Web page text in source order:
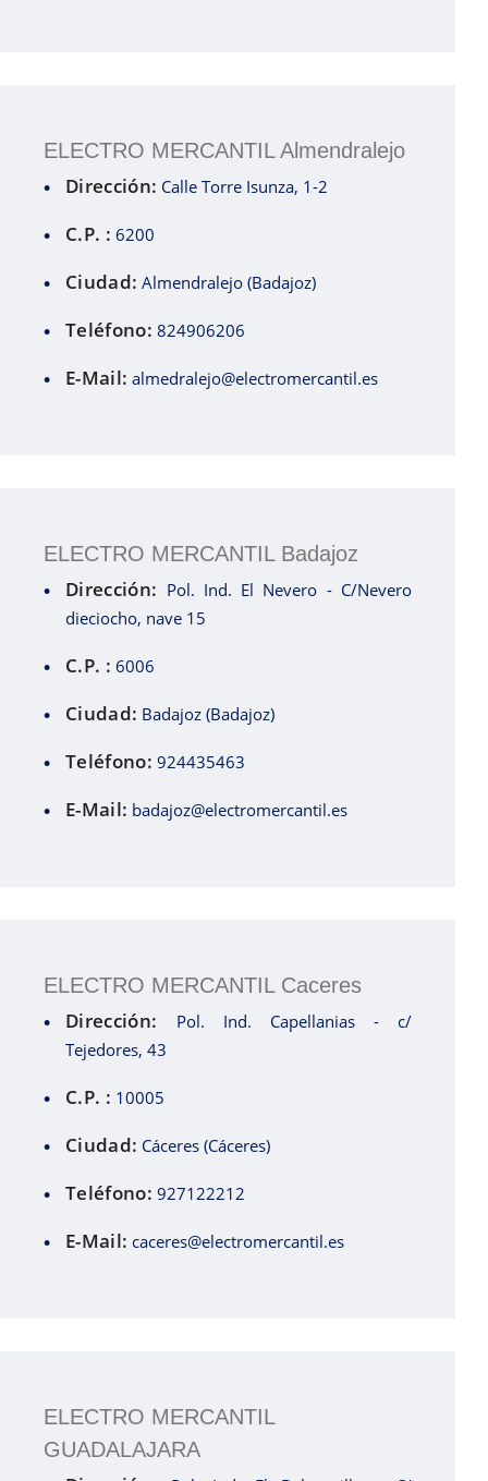
ELECTRO MERCANTIL Almendralejo
Dirección: Calle Torre Isunza, 1-2
C.P. : 6200
Ciudad: Almendralejo (Badajoz)
Teléfono: 824906206
E-Mail: almedralejo@electromercantil.es
ELECTRO MERCANTIL Badajoz
Dirección: Pol. Ind. El Nevero - C/Nevero
dieciocho, nave 15
C.P. : 6006
Ciudad: Badajoz (Badajoz)
Teléfono: 924435463
E-Mail: badajoz@electromercantil.es
ELECTRO MERCANTIL Caceres
Dirección: Pol. Ind. Capellanias - c/
Tejedores, 43
C.P. : 10005
Ciudad: Cáceres (Cáceres)
Teléfono: 927122212
E-Mail: caceres@electromercantil.es
ELECTRO MERCANTIL
GUADALAJARA